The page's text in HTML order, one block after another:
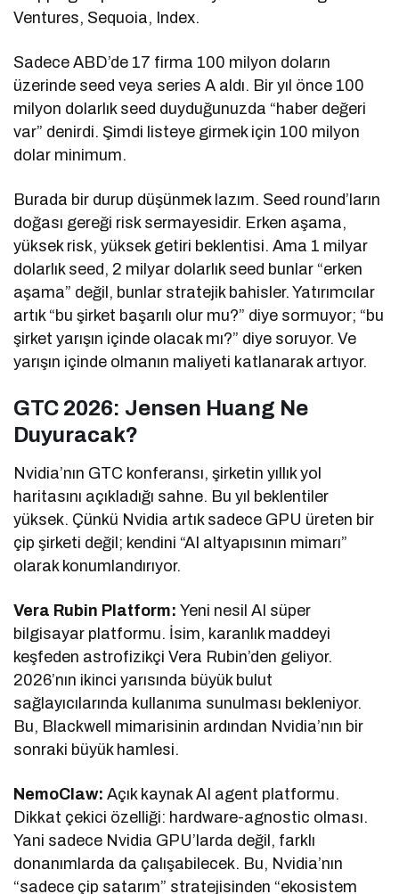
Ventures, Sequoia, Index.
Sadece ABD’de 17 firma 100 milyon doların
üzerinde seed veya series A aldı. Bir yıl önce 100
milyon dolarlık seed duyduğunuzda “haber değeri
var” denirdi. Şimdi listeye girmek için 100 milyon
dolar minimum.
Burada bir durup düşünmek lazım. Seed round’ların
doğası gereği risk sermayesidir. Erken aşama,
yüksek risk, yüksek getiri beklentisi. Ama 1 milyar
dolarlık seed, 2 milyar dolarlık seed bunlar “erken
aşama” değil, bunlar stratejik bahisler. Yatırımcılar
artık “bu şirket başarılı olur mu?” diye sormuyor; “bu
şirket yarışın içinde olacak mı?” diye soruyor. Ve
yarışın içinde olmanın maliyeti katlanarak artıyor.
GTC 2026: Jensen Huang Ne
Duyuracak?
Nvidia’nın GTC konferansı, şirketin yıllık yol
haritasını açıkladığı sahne. Bu yıl beklentiler
yüksek. Çünkü Nvidia artık sadece GPU üreten bir
çip şirketi değil; kendini “AI altyapısının mimarı”
olarak konumlandırıyor.
Vera Rubin Platform:Yeni nesil AI süper
bilgisayar platformu. İsim, karanlık maddeyi
keşfeden astrofizikçi Vera Rubin’den geliyor.
2026’nın ikinci yarısında büyük bulut
sağlayıcılarında kullanıma sunulması bekleniyor.
Bu, Blackwell mimarisinin ardından Nvidia’nın bir
sonraki büyük hamlesi.
NemoClaw:Açık kaynak AI agent platformu.
Dikkat çekici özelliği: hardware-agnostic olması.
Yani sadece Nvidia GPU’larda değil, farklı
donanımlarda da çalışabilecek. Bu, Nvidia’nın
“sadece çip satarım” stratejisinden “ekosistem